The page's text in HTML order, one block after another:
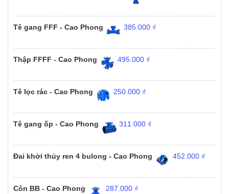
Tê gang FFF - Cao Phong 385.000 ₫
Thập FFFF - Cao Phong 495.000 ₫
Tê lọc rác - Cao Phong 250.000 ₫
Tê gang ốp - Cao Phong 311.000 ₫
Đai khởi thủy ren 4 bulong - Cao Phong 452.000 ₫
Côn BB - Cao Phong 287.000 ₫